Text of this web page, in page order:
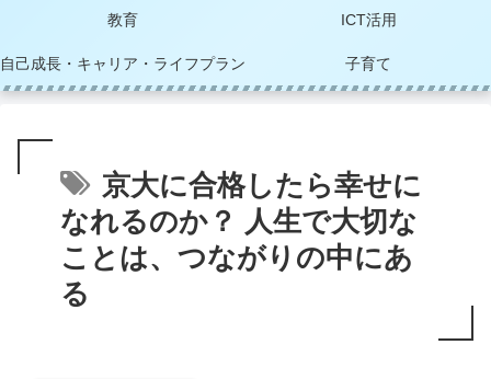
教育 ICT活用
自己成長・キャリア・ライフプラン 子育て
京大に合格したら幸せに
なれるのか？ 人生で大切な
ことは、つながりの中にあ
る